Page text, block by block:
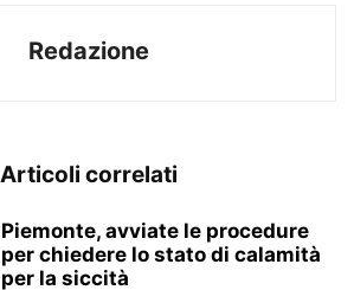
Redazione
Articoli correlati
Piemonte, avviate le procedure
per chiedere lo stato di calamità
per la siccità